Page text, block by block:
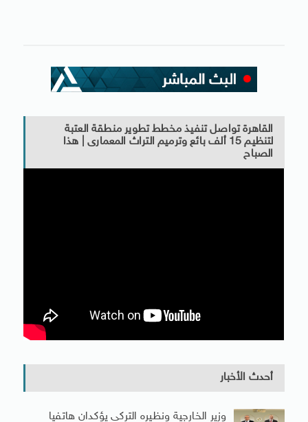
القاهرة تواصل تنفيذ مخطط تطوير منطقة العتبة
لتنظيم 15 ألف بائع وترميم التراث المعمارى | هذا
الصباح
أحدث الأخبار
وزير الخارجية ونظيره التركى يؤكدان هاتفيا